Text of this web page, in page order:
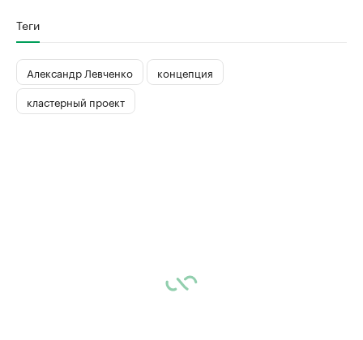
Теги
Александр Левченко
концепция
кластерный проект